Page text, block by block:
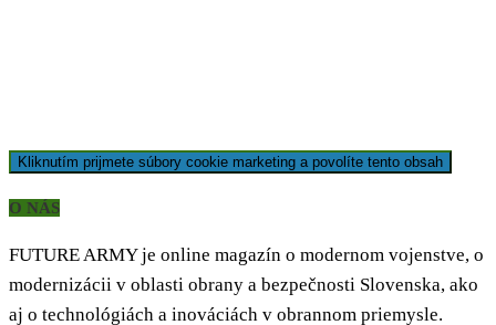
Kliknutím prijmete súbory cookie marketing a povolíte tento obsah
O NÁS
FUTURE ARMY je online magazín o modernom vojenstve, o
modernizácii v oblasti obrany a bezpečnosti Slovenska, ako
aj o technológiách a inováciách v obrannom priemysle.